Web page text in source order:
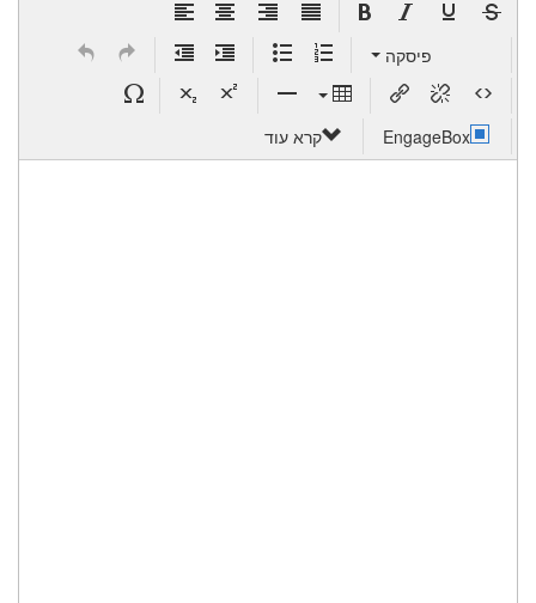
פיסקה
EngageBox קרא עוד